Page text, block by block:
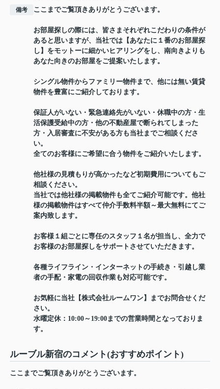
備考 ここまでご覧頂きありがとうございます。
お部屋探しの際には、皆さまそれぞれこだわりの条件が
あると思いますが、当社では【あなたに１番のお部屋探
し】をモットーに細かいヒアリングをし、南向きよりも
あなた向きのお部屋をご提案いたします。
シングル物件からファミリー物件まで、他には無い賃貸
物件を豊富にご紹介しております。
保証人がいない・緊急連絡先がいない・休職中の方・生
活保護受給中の方・他の不動産屋で断られてしまった
方・入居審査に不安がある方も当社までご相談くださ
い。
全てのお客様にご希望に合う物件をご紹介いたします。
他社様の見積もりが高かったなど初期費用についてもご
相談ください。
当社では他社様の掲載物件も全てご紹介可能です。他社
様の掲載物件はすべて仲介手数料半額～最大無料にてご
案内致します。
お客様１組ごとに専任のスタッフ１名が担当し、全力で
お客様のお部屋探しをサポートさせていただきます。
各種ライフライン・インターネットの手続き・引越し業
者の手配・家電の回収作業も対応可能です。
お気軽に当社【株式会社ルームワン】までお問合せくだ
さい。
水曜定休：10:00～19:00までの営業時間となっておりま
す。
ルーブル新宿のコメント(おすすめポイント)
ここまでご覧頂きありがとうございます。